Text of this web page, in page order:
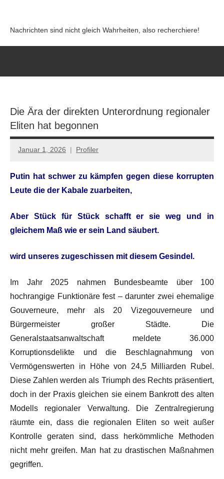
springen
Nachrichten sind nicht gleich Wahrheiten, also recherchiere!
Die Ära der direkten Unterordnung regionaler
Eliten hat begonnen
Januar 1, 2026 Profiler
Keine
Putin hat schwer zu kämpfen gegen diese korrupten
Leute die der Kabale zuarbeiten,
Aber Stück für Stück schafft er sie weg und in
gleichem Maß wie er sein Land säubert.
wird unseres zugeschissen mit diesem Gesindel.
Im Jahr 2025 nahmen Bundesbeamte über 100
hochrangige Funktionäre fest – darunter zwei ehemalige
Gouverneure, mehr als 20 Vizegouverneure und
Bürgermeister großer Städte. Die
Generalstaatsanwaltschaft meldete 36.000
Korruptionsdelikte und die Beschlagnahmung von
Vermögenswerten in Höhe von 24,5 Milliarden Rubel.
Diese Zahlen werden als Triumph des Rechts präsentiert,
doch in der Praxis gleichen sie einem Bankrott des alten
Modells regionaler Verwaltung. Die Zentralregierung
räumte ein, dass die regionalen Eliten so weit außer
Kontrolle geraten sind, dass herkömmliche Methoden
nicht mehr greifen. Man hat zu drastischen Maßnahmen
gegriffen.